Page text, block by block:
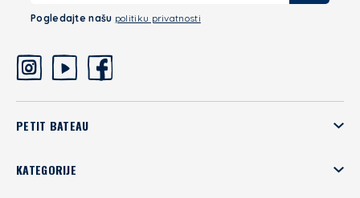
Pogledajte našu politiku privatnosti
PETIT BATEAU
KATEGORIJE